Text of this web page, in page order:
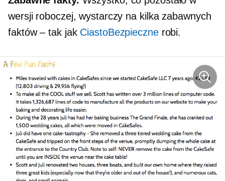
wersji roboczej, wystarczy na kilka zabawnych
faktów – tak jak CiastoBezpiecznerobi.